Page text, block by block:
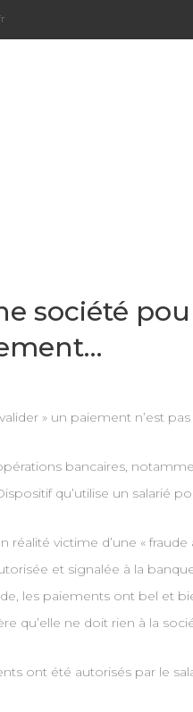
société
» un paiement n’est
bancaires,
qu’utilise un salarié
réalité victime d’une «
et signalée à la
les paiements ont bel et
qu’elle ne doit rien à la
ont été autorisés par le